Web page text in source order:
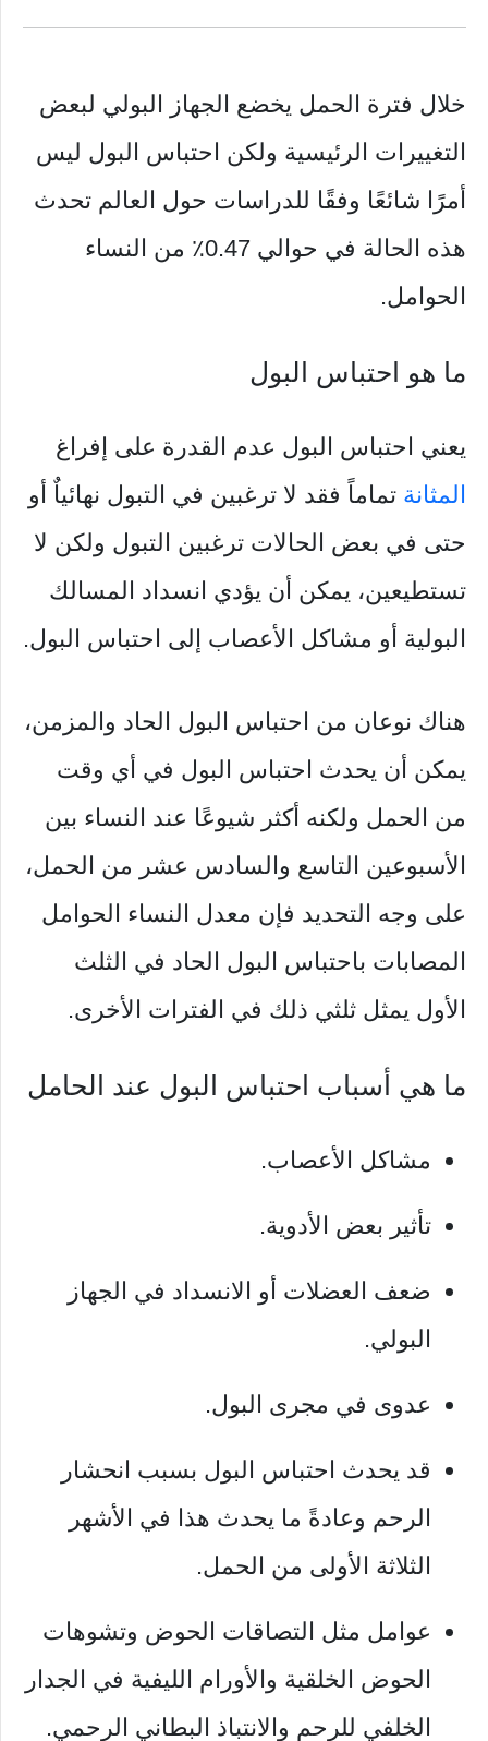
خلال فترة الحمل يخضع الجهاز البولي لبعض
التغييرات الرئيسية ولكن احتباس البول ليس
أمرًا شائعًا وفقًا للدراسات حول العالم تحدث
هذه الحالة في حوالي 0.47٪ من النساء
الحوامل.
ما هو احتباس البول
يعني احتباس البول عدم القدرة على إفراغ
المثانة تماماً فقد لا ترغبين في التبول نهائياٌ أو
حتى في بعض الحالات ترغبين التبول ولكن لا
تستطيعين، يمكن أن يؤدي انسداد المسالك
البولية أو مشاكل الأعصاب إلى احتباس البول.
هناك نوعان من احتباس البول الحاد والمزمن،
يمكن أن يحدث احتباس البول في أي وقت
من الحمل ولكنه أكثر شيوعًا عند النساء بين
الأسبوعين التاسع والسادس عشر من الحمل،
على وجه التحديد فإن معدل النساء الحوامل
المصابات باحتباس البول الحاد في الثلث
الأول يمثل ثلثي ذلك في الفترات الأخرى.
ما هي أسباب احتباس البول عند الحامل
مشاكل الأعصاب.
تأثير بعض الأدوية.
ضعف العضلات أو الانسداد في الجهاز
البولي.
عدوى في مجرى البول.
قد يحدث احتباس البول بسبب انحشار
الرحم وعادةً ما يحدث هذا في الأشهر
الثلاثة الأولى من الحمل.
عوامل مثل التصاقات الحوض وتشوهات
الحوض الخلقية والأورام الليفية في الجدار
الخلفي للرحم والانتباذ البطاني الرحمي.